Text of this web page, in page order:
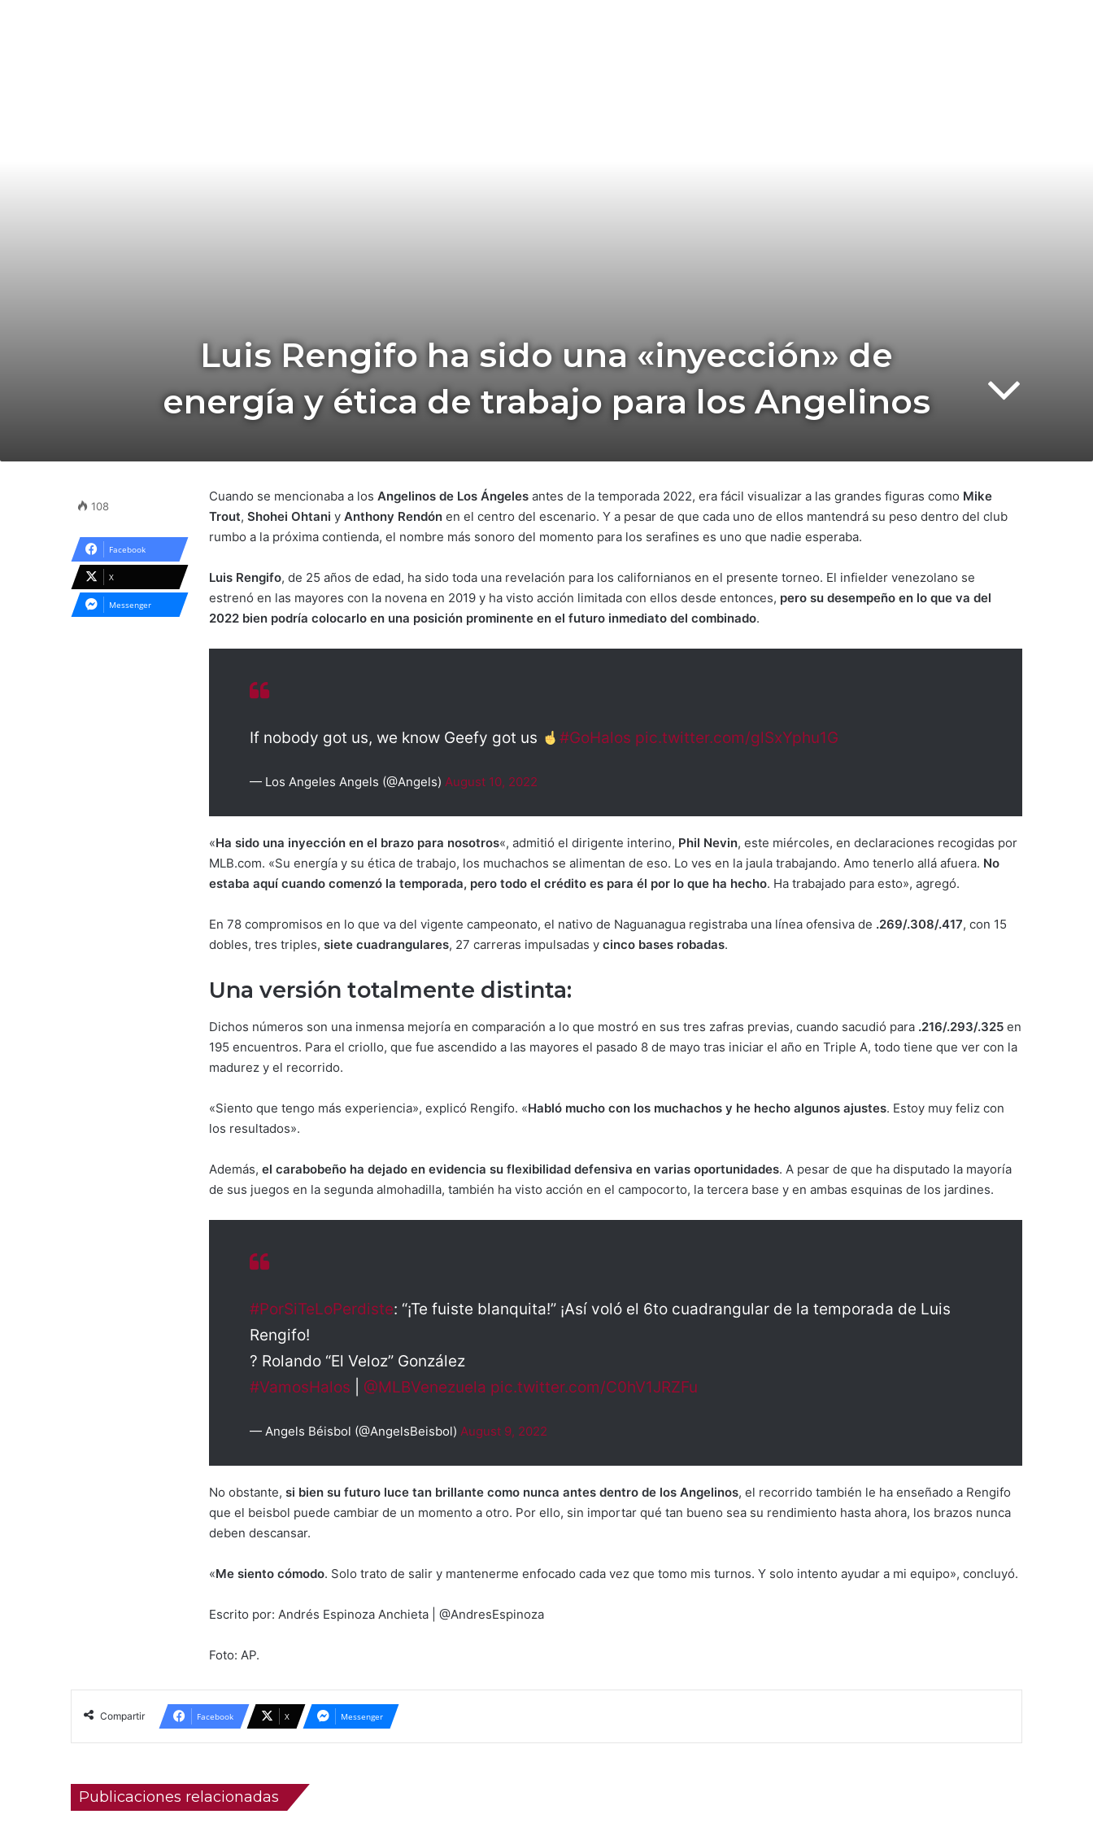
Luis Rengifo ha sido una «inyección» de
energía y ética de trabajo para los Angelinos
Cuando se mencionaba a los Angelinos de Los Ángeles antes de la temporada 2022, era fácil visualizar a las grandes figuras como Mike
Trout, Shohei Ohtani y Anthony Rendón en el centro del escenario. Y a pesar de que cada uno de ellos mantendrá su peso dentro del club
rumbo a la próxima contienda, el nombre más sonoro del momento para los serafines es uno que nadie esperaba.
Luis Rengifo, de 25 años de edad, ha sido toda una revelación para los californianos en el presente torneo. El infielder venezolano se
estrenó en las mayores con la novena en 2019 y ha visto acción limitada con ellos desde entonces, pero su desempeño en lo que va del
2022 bien podría colocarlo en una posición prominente en el futuro inmediato del combinado.
If nobody got us, we know Geefy got us #GoHalos pic.twitter.com/glSxYphu1G
— Los Angeles Angels (@Angels) August 10, 2022
«Ha sido una inyección en el brazo para nosotros«, admitió el dirigente interino, Phil Nevin, este miércoles, en declaraciones recogidas por
MLB.com. «Su energía y su ética de trabajo, los muchachos se alimentan de eso. Lo ves en la jaula trabajando. Amo tenerlo allá afuera. No
estaba aquí cuando comenzó la temporada, pero todo el crédito es para él por lo que ha hecho. Ha trabajado para esto», agregó.
En 78 compromisos en lo que va del vigente campeonato, el nativo de Naguanagua registraba una línea ofensiva de .269/.308/.417, con 15
dobles, tres triples, siete cuadrangulares, 27 carreras impulsadas y cinco bases robadas.
Una versión totalmente distinta:
Dichos números son una inmensa mejoría en comparación a lo que mostró en sus tres zafras previas, cuando sacudió para .216/.293/.325 en
195 encuentros. Para el criollo, que fue ascendido a las mayores el pasado 8 de mayo tras iniciar el año en Triple A, todo tiene que ver con la
madurez y el recorrido.
«Siento que tengo más experiencia», explicó Rengifo. «Habló mucho con los muchachos y he hecho algunos ajustes. Estoy muy feliz con
los resultados».
Además, el carabobeño ha dejado en evidencia su flexibilidad defensiva en varias oportunidades. A pesar de que ha disputado la mayoría
de sus juegos en la segunda almohadilla, también ha visto acción en el campocorto, la tercera base y en ambas esquinas de los jardines.
#PorSiTeLoPerdiste: “¡Te fuiste blanquita!” ¡Así voló el 6to cuadrangular de la temporada de Luis
Rengifo!
?️​ Rolando “El Veloz” González
#VamosHalos
@MLBVenezuela pic.twitter.com/C0hV1JRZFu
— Angels Béisbol (@AngelsBeisbol) August 9, 2022
No obstante, si bien su futuro luce tan brillante como nunca antes dentro de los Angelinos, el recorrido también le ha enseñado a Rengifo
que el beisbol puede cambiar de un momento a otro. Por ello, sin importar qué tan bueno sea su rendimiento hasta ahora, los brazos nunca
deben descansar.
«Me siento cómodo. Solo trato de salir y mantenerme enfocado cada vez que tomo mis turnos. Y solo intento ayudar a mi equipo», concluyó.
Escrito por: Andrés Espinoza Anchieta | @AndresEspinoza
Foto: AP.
108
Facebook
X
Messenger
Compartir Facebook X Messenger
Publicaciones relacionadas